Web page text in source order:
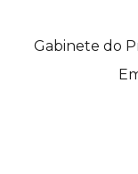
Gabinete do